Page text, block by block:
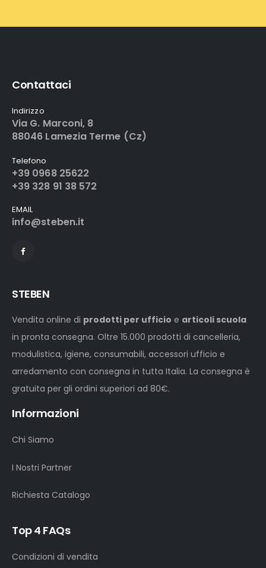
Contattaci
Indirizzo
Via G. Marconi, 8
88046 Lamezia Terme (Cz)
Telefono
+39 0968 25622
+39 328 91 38 572
EMAIL
info@steben.it
STEBEN
Vendita online di prodotti per ufficio e articoli scuola
in pronta consegna. Oltre 15.000 prodotti di cancelleria,
modulistica, igiene, consumabili, accessori ufficio e
arredamento con consegna in tutta Italia. La consegna è
gratuita per gli ordini superiori ad 80€.
Informazioni
Chi Siamo
I Nostri Partner
Richiesta Catalogo
Top 4 FAQs
Condizioni di vendita